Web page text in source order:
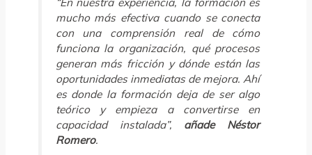
mucho más efectiva cuando se conecta
con una comprensión real de cómo
funciona la organización, qué procesos
generan más fricción y dónde están las
oportunidades inmediatas de mejora. Ahí
es donde la formación deja de ser algo
teórico y empieza a convertirse en
capacidad instalada”, añade Néstor
Romero.